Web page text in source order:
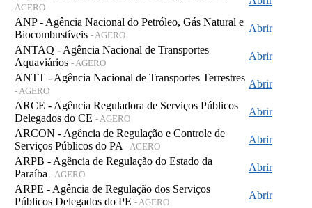
AGERO
ANP - Agência Nacional do Petróleo, Gás Natural e
Biocombustíveis - AGERO
Abrir
ANTAQ - Agência Nacional de Transportes
Aquaviários - AGERO
Abrir
ANTT - Agência Nacional de Transportes Terrestres
- AGERO
Abrir
ARCE - Agência Reguladora de Serviços Públicos
Delegados do CE - AGERO
Abrir
ARCON - Agência de Regulação e Controle de
Serviços Públicos do PA - AGERO
Abrir
ARPB - Agência de Regulação do Estado da
Paraíba - AGERO
Abrir
ARPE - Agência de Regulação dos Serviços
Públicos Delegados do PE - AGERO
Abrir